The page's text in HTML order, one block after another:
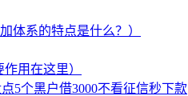
体系的特点是什么？）
用在这里）
5个黑户借3000不看征信秒下款